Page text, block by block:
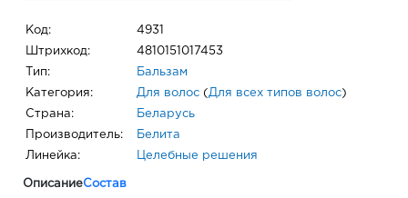
Код: 4931
Штрихкод: 4810151017453
Тип: Бальзам
Категория: Для волос ( Для всех типов волос)
Страна: Беларусь
Производитель: Белита
Линейка: Целебные решения
ОписаниеСостав